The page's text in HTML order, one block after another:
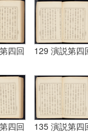
四回 129 演説第四
四回 135 演説第四